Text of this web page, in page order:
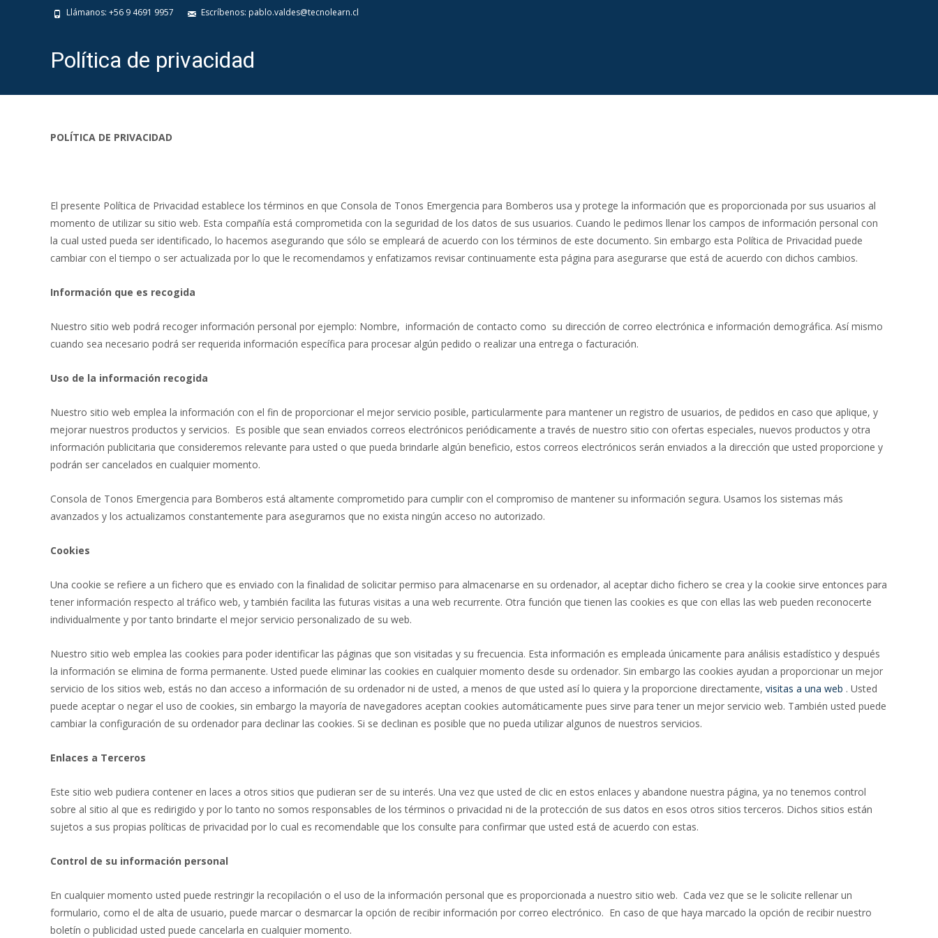
Llámanos: +56 9 4691 9957 Escríbenos: pablo.valdes@tecnolearn.cl
Política de privacidad
POLÍTICA DE PRIVACIDAD
El presente Política de Privacidad establece los términos en que Consola de Tonos Emergencia para Bomberos usa y protege la información que es proporcionada por sus usuarios al
momento de utilizar su sitio web. Esta compañía está comprometida con la seguridad de los datos de sus usuarios. Cuando le pedimos llenar los campos de información personal con
la cual usted pueda ser identificado, lo hacemos asegurando que sólo se empleará de acuerdo con los términos de este documento. Sin embargo esta Política de Privacidad puede
cambiar con el tiempo o ser actualizada por lo que le recomendamos y enfatizamos revisar continuamente esta página para asegurarse que está de acuerdo con dichos cambios.
Información que es recogida
Nuestro sitio web podrá recoger información personal por ejemplo: Nombre, información de contacto como su dirección de correo electrónica e información demográfica. Así mismo
cuando sea necesario podrá ser requerida información específica para procesar algún pedido o realizar una entrega o facturación.
Uso de la información recogida
Nuestro sitio web emplea la información con el fin de proporcionar el mejor servicio posible, particularmente para mantener un registro de usuarios, de pedidos en caso que aplique, y
mejorar nuestros productos y servicios. Es posible que sean enviados correos electrónicos periódicamente a través de nuestro sitio con ofertas especiales, nuevos productos y otra
información publicitaria que consideremos relevante para usted o que pueda brindarle algún beneficio, estos correos electrónicos serán enviados a la dirección que usted proporcione y
podrán ser cancelados en cualquier momento.
Consola de Tonos Emergencia para Bomberos está altamente comprometido para cumplir con el compromiso de mantener su información segura. Usamos los sistemas más
avanzados y los actualizamos constantemente para asegurarnos que no exista ningún acceso no autorizado.
Cookies
Una cookie se refiere a un fichero que es enviado con la finalidad de solicitar permiso para almacenarse en su ordenador, al aceptar dicho fichero se crea y la cookie sirve entonces para
tener información respecto al tráfico web, y también facilita las futuras visitas a una web recurrente. Otra función que tienen las cookies es que con ellas las web pueden reconocerte
individualmente y por tanto brindarte el mejor servicio personalizado de su web.
Nuestro sitio web emplea las cookies para poder identificar las páginas que son visitadas y su frecuencia. Esta información es empleada únicamente para análisis estadístico y después
la información se elimina de forma permanente. Usted puede eliminar las cookies en cualquier momento desde su ordenador. Sin embargo las cookies ayudan a proporcionar un mejor
servicio de los sitios web, estás no dan acceso a información de su ordenador ni de usted, a menos de que usted así lo quiera y la proporcione directamente, visitas a una web . Usted
puede aceptar o negar el uso de cookies, sin embargo la mayoría de navegadores aceptan cookies automáticamente pues sirve para tener un mejor servicio web. También usted puede
cambiar la configuración de su ordenador para declinar las cookies. Si se declinan es posible que no pueda utilizar algunos de nuestros servicios.
Enlaces a Terceros
Este sitio web pudiera contener en laces a otros sitios que pudieran ser de su interés. Una vez que usted de clic en estos enlaces y abandone nuestra página, ya no tenemos control
sobre al sitio al que es redirigido y por lo tanto no somos responsables de los términos o privacidad ni de la protección de sus datos en esos otros sitios terceros. Dichos sitios están
sujetos a sus propias políticas de privacidad por lo cual es recomendable que los consulte para confirmar que usted está de acuerdo con estas.
Control de su información personal
En cualquier momento usted puede restringir la recopilación o el uso de la información personal que es proporcionada a nuestro sitio web. Cada vez que se le solicite rellenar un
formulario, como el de alta de usuario, puede marcar o desmarcar la opción de recibir información por correo electrónico. En caso de que haya marcado la opción de recibir nuestro
boletín o publicidad usted puede cancelarla en cualquier momento.